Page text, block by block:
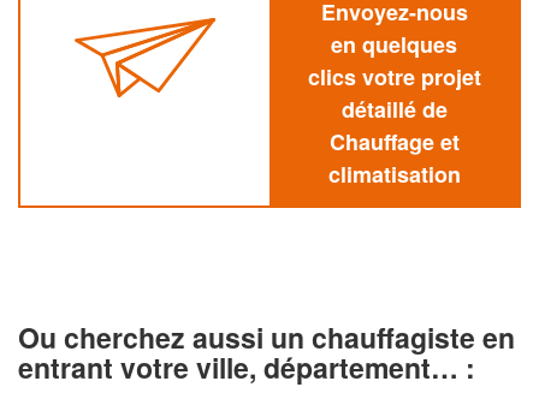
Envoyez-nous
en quelques
clics votre projet
détaillé de
Chauffage et
climatisation
Ou cherchez aussi un chauffagiste en
entrant votre ville, département… :